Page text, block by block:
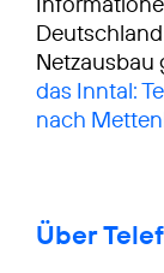
Netzausbau
das Inntal:
nach
Über